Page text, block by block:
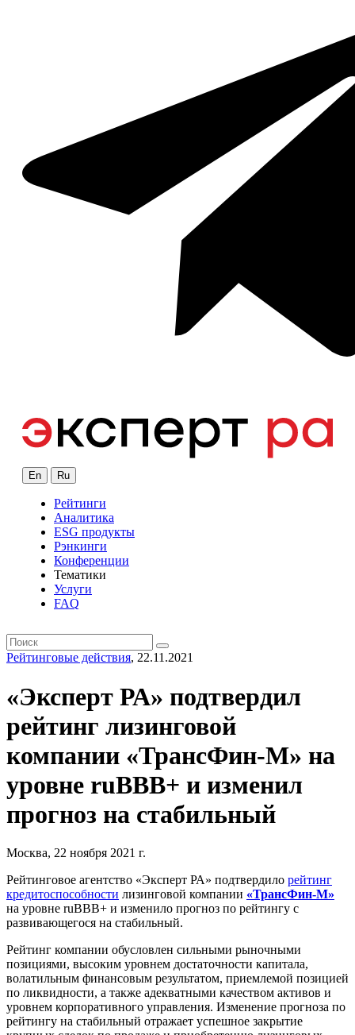
En Ru
Рейтинги
Аналитика
ESG продукты
Рэнкинги
Конференции
Тематики
Услуги
FAQ
Рейтинговые действия, 22.11.2021
«Эксперт РА» подтвердил
рейтинг лизинговой
компании «ТрансФин-М» на
уровне ruBBB+ и изменил
прогноз на стабильный
Москва, 22 ноября 2021 г.
Рейтинговое агентство «Эксперт РА» подтвердило рейтинг
кредитоспособности лизинговой компании «ТрансФин-М»
на уровне ruBBB+ и изменило прогноз по рейтингу с
развивающегося на стабильный.
Рейтинг компании обусловлен сильными рыночными
позициями, высоким уровнем достаточности капитала,
волатильным финансовым результатом, приемлемой позицией
по ликвидности, а также адекватными качеством активов и
уровнем корпоративного управления. Изменение прогноза по
рейтингу на стабильный отражает успешное закрытие